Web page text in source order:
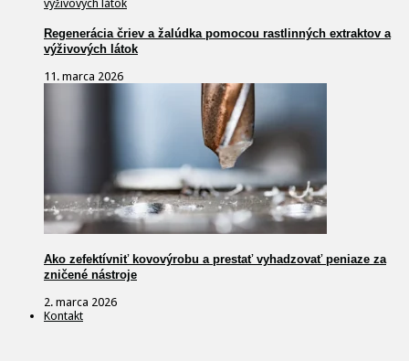
Regenerácia čriev a žalúdka pomocou rastlinných extraktov a
výživových látok
11. marca 2026
Ako zefektívniť kovovýrobu a prestať vyhadzovať peniaze za
zničené nástroje
2. marca 2026
Kontakt